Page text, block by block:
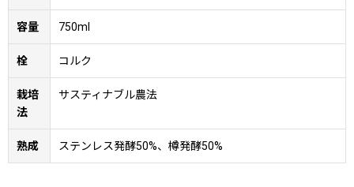
容量 750ml
栓 コルク
栽培
法
サスティナブル農法
熟成 ステンレス発酵50%、樽発酵50%